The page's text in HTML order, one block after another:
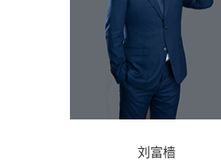
刘富樯